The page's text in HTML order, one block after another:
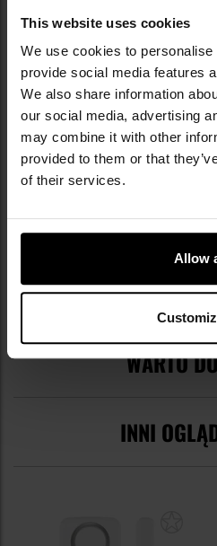
This website uses cookies
We use cookies to
provide social media features
We also share information
our social media, advertising
may combine it with other
provided to them or that
of their services.
Allow
DANE
Więcej
informacji
Producent
WARTO
INNI